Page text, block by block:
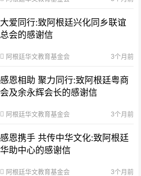
大爱同行:致阿根廷兴化同乡联谊
总会的感谢信
阿根廷华文教育基金会 3个月前
感恩相助 聚力同行:致阿根廷粤商
会及余永辉会长的感谢信
阿根廷华文教育基金会 3个月前
感恩携手 共传中华文化:致阿根廷
华助中心的感谢信
阿根廷华文教育基金会 3个月前